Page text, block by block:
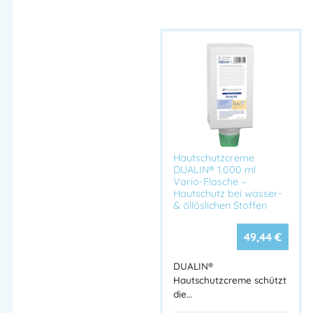
ca. 124 × 295 × 134 mm (mit Schlüssel: 330 mm
Kein Kontakt zwischen Produkt & Spender
PGP (Peter Greven Physioderm)
✔ Hygienisches, berührungsfreies System
✔ Leicht zu reinigen und zu warten
✔ Ideal für Seifen, Hautschutz- und Pflegeprodukte
Hautschutzcreme
DUALIN® 1.000 ml
Vario-Flasche –
Hautschutz bei wasser-
& öllöslichen Stoffen
49,44 €
DUALIN®
Hautschutzcreme schützt
die…